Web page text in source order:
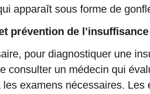
apparaît sous forme de
prévention de
pour diagnostiquer une
consulter un médecin qui
les examens nécessaires. Les